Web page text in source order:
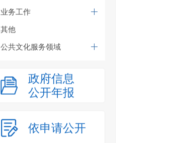
业务工作
其他
公共文化服务领域
政府信息
公开年报
依申请公开